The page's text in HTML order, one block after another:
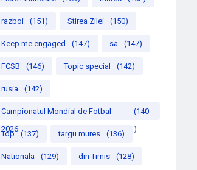
razboi (151) Stirea Zilei (150)
Keep me engaged (147) sa (147)
FCSB (146) Topic special (142)
rusia (142)
Campionatul Mondial de Fotbal
2026
(140
)
Top (137) targu mures (136)
Nationala (129) din Timis (128)